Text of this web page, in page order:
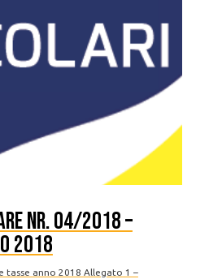
nr. 04/2018 –
2018
tasse anno 2018 Allegato 1 –